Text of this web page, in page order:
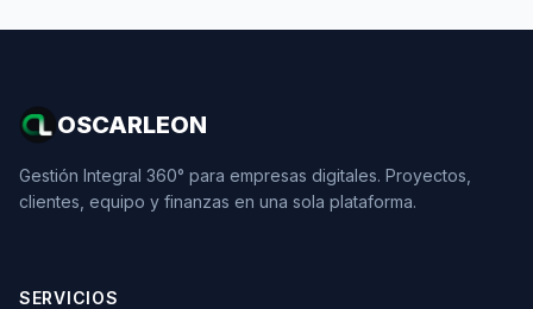
OSCARLEON
Gestión Integral 360° para empresas digitales. Proyectos,
clientes, equipo y finanzas en una sola plataforma.
SERVICIOS